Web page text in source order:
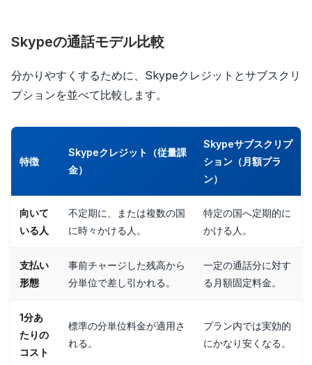
Skypeの通話モデル比較
分かりやすくするために、Skypeクレジットとサブスクリ
プションを並べて比較します。
特徴
Skypeクレジット（従量課
金）
Skypeサブスクリプ
ション（月額プラ
ン）
向いて
いる人
不定期に、または複数の国
に時々かける人。
特定の国へ定期的に
かける人。
支払い
形態
事前チャージした残高から
分単位で差し引かれる。
一定の通話分に対す
る月額固定料金。
1分あ
たりの
コスト
標準の分単位料金が適用さ
れる。
プラン内では実効的
にかなり安くなる。